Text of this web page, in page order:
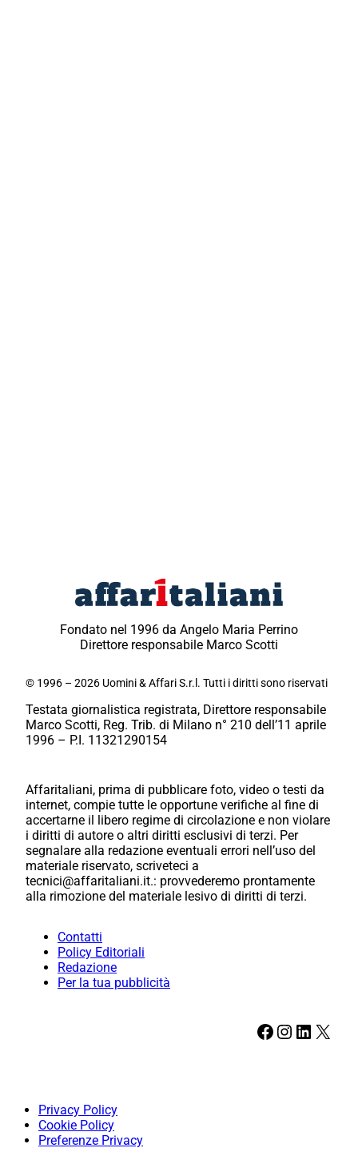
Fondato nel 1996 da Angelo Maria Perrino
Direttore responsabile Marco Scotti
© 1996 – 2026 Uomini & Affari S.r.l. Tutti i diritti sono riservati
Testata giornalistica registrata, Direttore responsabile
Marco Scotti, Reg. Trib. di Milano n° 210 dell’11 aprile
1996 – P.I. 11321290154
Affaritaliani, prima di pubblicare foto, video o testi da
internet, compie tutte le opportune verifiche al fine di
accertarne il libero regime di circolazione e non violare
i diritti di autore o altri diritti esclusivi di terzi. Per
segnalare alla redazione eventuali errori nell’uso del
materiale riservato, scriveteci a
tecnici@affaritaliani.it.: provvederemo prontamente
alla rimozione del materiale lesivo di diritti di terzi.
Contatti
Policy Editoriali
Redazione
Per la tua pubblicità
Facebook Instagram LinkedIn X
Privacy Policy
Cookie Policy
Preferenze Privacy